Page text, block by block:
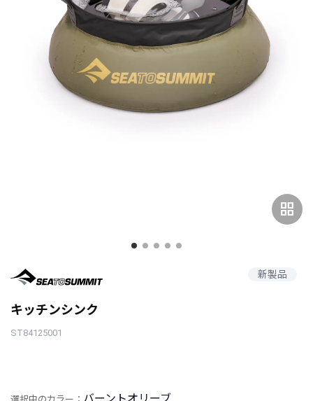
grid_view
新製品
キッチンシンク
ST84125001